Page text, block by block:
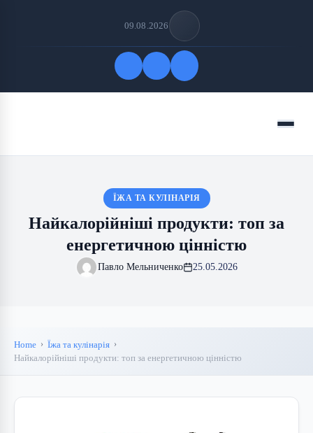
09.08.2026
Menu
ЇЖА ТА КУЛІНАРІЯ
Найкалорійніші продукти: топ за
енергетичною цінністю
Павло Мельниченко 25.05.2026
Home
Їжа та кулінарія
Найкалорійніші продукти: топ за енергетичною цінністю